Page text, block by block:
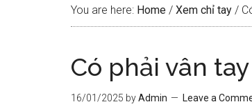
You are here: Home / Xem chỉ tay /
Có phải vân
16/01/2025 byAdmin Leave a